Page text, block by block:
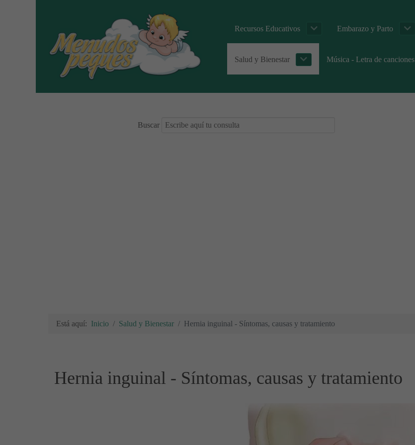
Recursos Educativos Embarazo y Parto
Salud y Bienestar Música - Letra de canciones
Buscar
Está aquí: Inicio Salud y Bienestar Hernia inguinal - Síntomas, causas y tratamiento
Hernia inguinal - Síntomas, causas y tratamiento